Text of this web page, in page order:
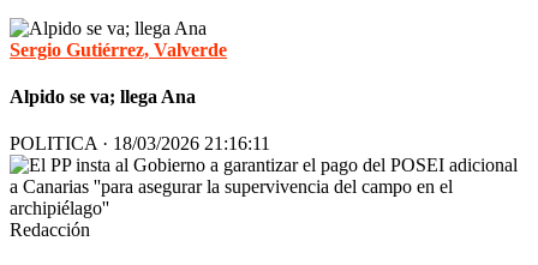
Sergio Gutiérrez, Valverde
Alpido se va; llega Ana
POLITICA · 18/03/2026 21:16:11
Redacción